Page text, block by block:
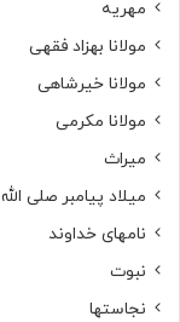
مهریه
مولانا بهزاد فقهی
مولانا خیرشاهی
مولانا مکرمی
میراث
میلاد پیامبر صلی
نامهای خداوند
نبوت
نجاستها